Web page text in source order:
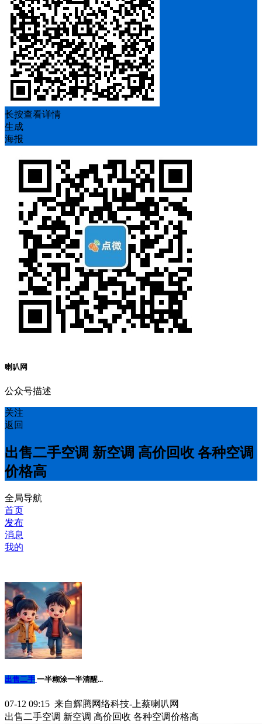
长按查看详情
生成
海报
喇叭网
公众号描述
关注
返回
出售二手空调 新空调 高价回收 各种空调
价格高
全局导航
首页
发布
消息
我的
出售二手 一半糊涂一半清醒...
07-12 09:15 来自辉腾网络科技-上蔡喇叭网
出售二手空调 新空调 高价回收 各种空调价格高